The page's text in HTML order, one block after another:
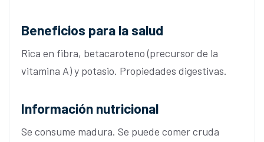
Beneficios para la salud
Rica en fibra, betacaroteno (precursor de la
vitamina A) y potasio. Propiedades digestivas.
Información nutricional
Se consume madura. Se puede comer cruda